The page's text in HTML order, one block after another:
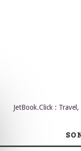
JetBook.Click :